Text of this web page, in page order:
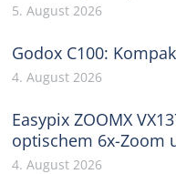
5. August 2026
Godox C100:
4. August 2026
Easypix ZOOMX
optischem 6x-Zoom
4. August 2026